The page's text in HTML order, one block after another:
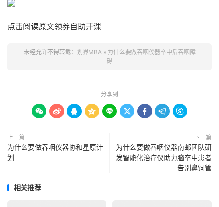
点击阅读原文领券自助开课
未经允许不得转载： 划界MBA» 为什么要做吞咽仪器卒中后吞咽障
碍
分享到
        
上一篇
为什么要做吞咽仪器协和星原计
划
下一篇
为什么要做吞咽仪器南邮团队研
发智能化治疗仪助力脑卒中患者
告别鼻饲管
相关推荐